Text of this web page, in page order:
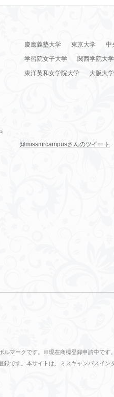
慶應義塾大学 東京大学 中
学習院女子大学
関西学院大学
東洋英和女学院大学
大阪大学
@missmrcampusさんのツイート
ルマークです。※現在商標登録申請中です。
です。本サイトは、ミスキャンパスイ